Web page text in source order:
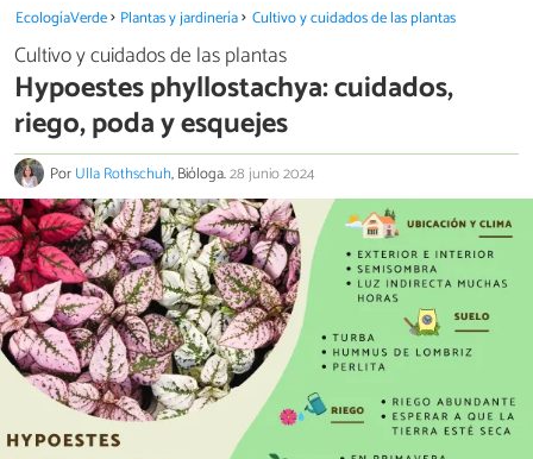
EcologíaVerde Plantas y jardinería Cultivo y cuidados de las plantas
Cultivo y cuidados de las plantas
Hypoestes phyllostachya: cuidados,
riego, poda y esquejes
PorUlla Rothschuh, Bióloga.28 junio 2024